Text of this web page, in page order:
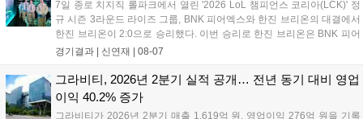
7일 종로 치지직 롤파크에서 열린 '2026 LoL 챔피언스 코리아(LCK)' 정
규 시즌 3라운드 라이즈 그룹, BNK 피어엑스와 한진 브리온의 대결에서
한진 브리온이 2:0으로 승리했다. 이번 승리로 한진 브리온은 BNK 피어
엑스를 제치고 라이즈 그룹 1위로 올라섰다. 1세트, 한진 브리온이 '로머'
경기결과 | 신연재 08-07
그라비티, 2026년 2분기 실적 공개… 전년 동기 대비 영업
이익 40.2% 증가
그라비티가 2026년 2분기 매출 1,619억 원, 영업이익 276억 원을 기록